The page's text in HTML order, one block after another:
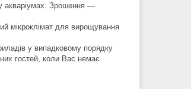
акваріумах. Зрошення —
мікроклімат для вирощування
у випадковому порядку
гостей, коли Вас немає